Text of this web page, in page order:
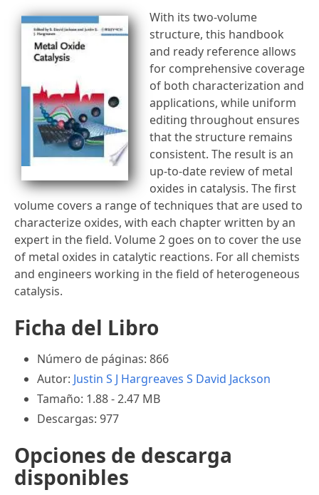
With its two-volume
structure, this handbook
and ready reference allows
for comprehensive coverage
of both characterization and
applications, while uniform
editing throughout ensures
that the structure remains
consistent. The result is an
up-to-date review of metal
oxides in catalysis. The first
volume covers a range of techniques that are used to
characterize oxides, with each chapter written by an
expert in the field. Volume 2 goes on to cover the use
of metal oxides in catalytic reactions. For all chemists
and engineers working in the field of heterogeneous
catalysis.
Ficha del Libro
Número de páginas: 866
Autor: Justin S J Hargreaves S David Jackson
Tamaño: 1.88 - 2.47 MB
Descargas: 977
Opciones de descarga
disponibles